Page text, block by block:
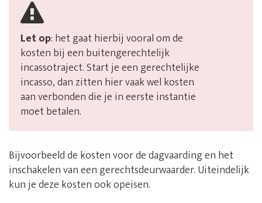
Let op: het gaat hierbij vooral om de
kosten bij een buitengerechtelijk
incassotraject. Start je een gerechtelijke
incasso, dan zitten hier vaak wel kosten
aan verbonden die je in eerste instantie
moet betalen.
Bijvoorbeeld de kosten voor de dagvaarding en het
inschakelen van een gerechtsdeurwaarder. Uiteindelijk
kun je deze kosten ook opeisen.